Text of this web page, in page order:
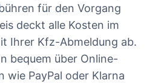
für den Vorgang
deckt alle Kosten im
Ihrer Kfz-Abmeldung ab.
bequem über Online-
wie PayPal oder Klarna